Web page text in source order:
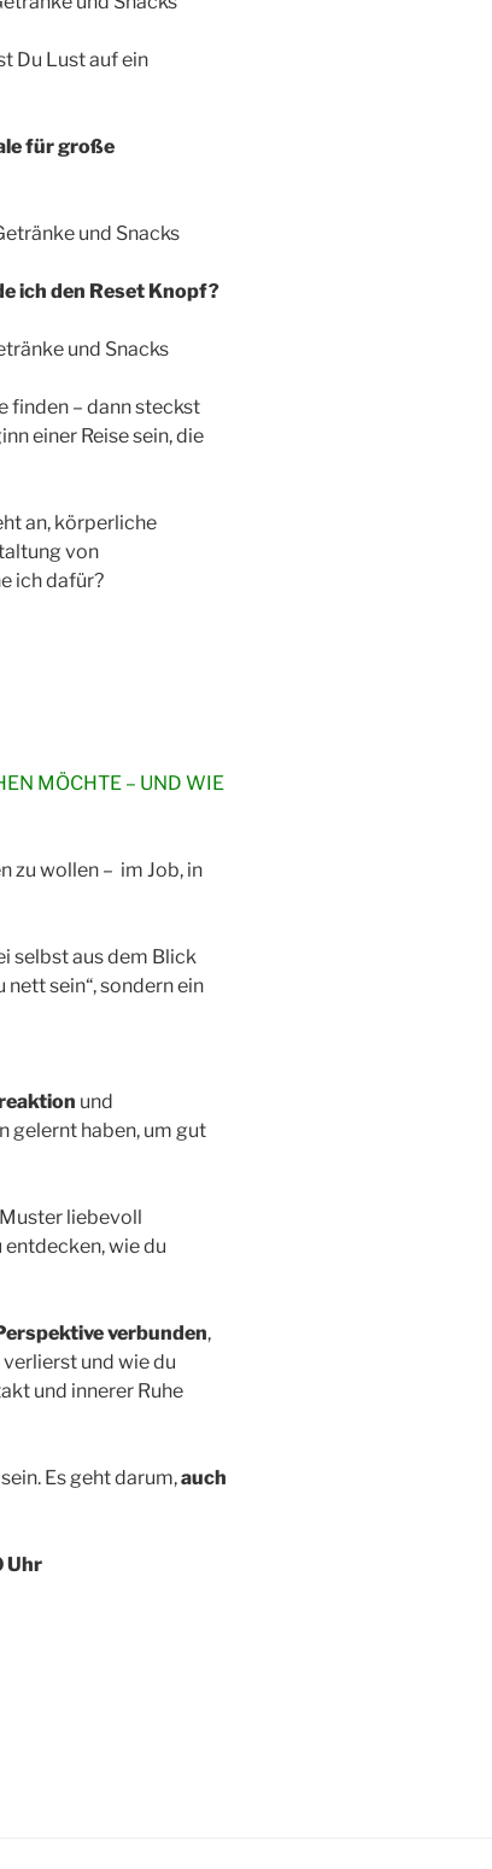
Du Lust auf ein
für große
und Snacks
ich den Reset Knopf?
und Snacks
finden – dann steckst
einer Reise sein, die
an, körperliche
von
ich dafür?
MÖCHTE – UND WIE
zu wollen – im Job, in
selbst aus dem Blick
sein“, sondern ein
und
gelernt haben, um gut
liebevoll
entdecken, wie du
verbunden,
und wie du
und innerer Ruhe
Es geht darum,auch
Uhr